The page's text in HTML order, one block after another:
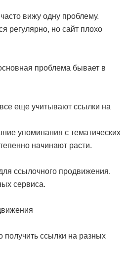
вижу одну проблему.
регулярно, но сайт плохо
проблема бывает в
еще учитывают ссылки на
упоминания с тематических
начинают расти.
ссылочного продвижения.
сервиса.
получить ссылки на разных